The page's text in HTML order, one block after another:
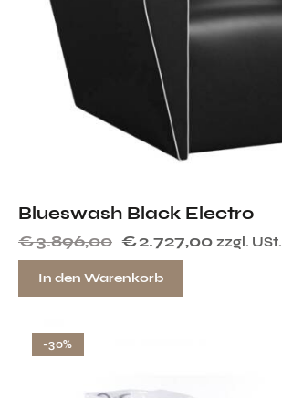
Blueswash Black Electro
€3.896,00 €2.727,00 zzgl. USt.
In den Warenkorb
-30%